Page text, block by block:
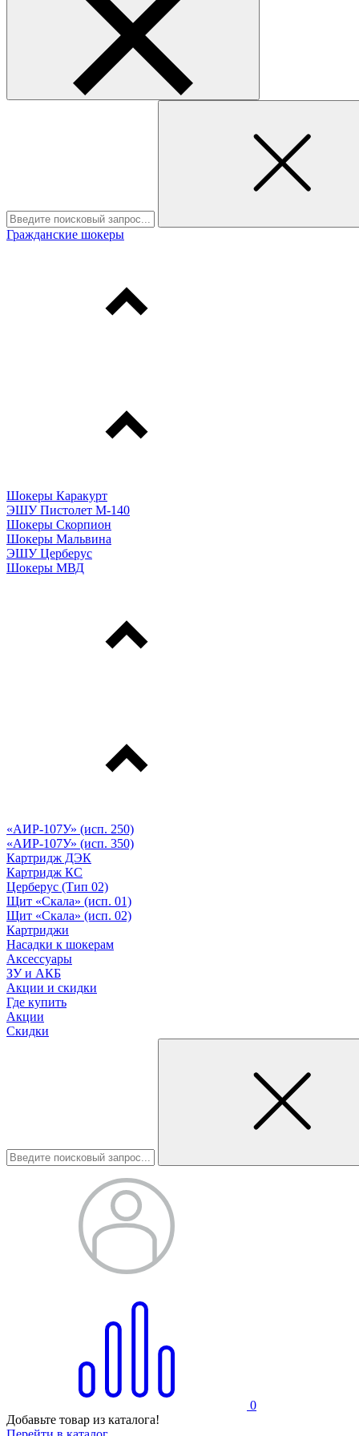
Гражданские шокеры
Шокеры Каракурт
ЭШУ Пистолет М-140
Шокеры Скорпион
Шокеры Мальвина
ЭШУ Церберус
Шокеры МВД
«АИР-107У» (исп. 250)
«АИР-107У» (исп. 350)
Картридж ДЭК
Картридж КС
Церберус (Тип 02)
Щит «Скала» (исп. 01)
Щит «Скала» (исп. 02)
Картриджи
Насадки к шокерам
Аксессуары
ЗУ и АКБ
Акции и скидки
Где купить
Акции
Скидки
0
Добавьте товар из каталога!